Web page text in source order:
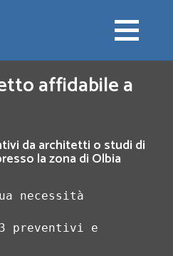
affidabile a
da architetti o studi di
la zona di Olbia
necessità
preventivi e